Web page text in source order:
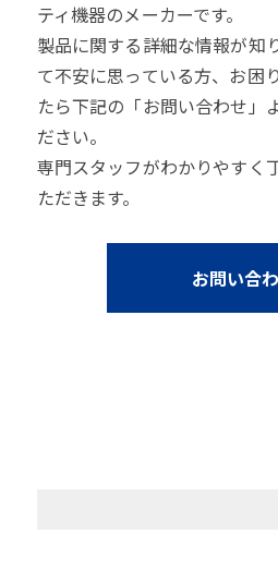
ティ機器のメーカーです。
製品に関する詳細な情報が知
て不安に思っている方、お困
たら下記の「お問い合わせ」
ださい。
専門スタッフがわかりやすく
ただきます。
お問い合